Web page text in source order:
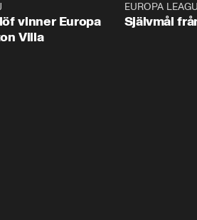
vinner Europa
Villa
EUROPA
Självmål